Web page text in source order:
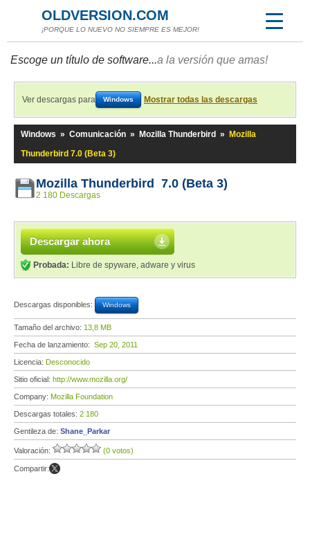
OLDVERSION.COM
¡PORQUE LO NUEVO NO SIEMPRE ES MEJOR!
Escoge un título de software...a la versión que amas!
Ver descargas para Windows Mostrar todas las descargas
Windows » Comunicación » Mozilla Thunderbird »
Mozilla
Thunderbird 7.0 (Beta 3)
Mozilla Thunderbird 7.0 (Beta 3)
2 180 Descargas
Descargar ahora
Probada: Libre de spyware, adware y virus
Descargas disponibles: Windows
Tamaño del archivo: 13,8 MB
Fecha de lanzamiento: Sep 20, 2011
Licencia: Desconocido
Sitio oficial: http://www.mozilla.org/
Company: Mozilla Foundation
Descargas totales: 2 180
Gentileza de: Shane_Parkar
Valoración: (0 votos)
Compartir: